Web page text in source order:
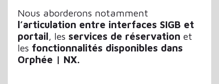
Nous aborderons notamment
l’articulation entre interfaces SIGB et
portail, les services de réservation et
les fonctionnalités disponibles dans
Orphée | NX.